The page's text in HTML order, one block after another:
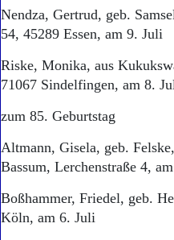
Nendza, Gertrud, geb.
54, 45289 Essen, am 9. Juli
Riske, Monika, aus
71067 Sindelfingen, am 8.
zum 85. Geburtstag
Altmann, Gisela, geb.
Bassum, Lerchenstraße 4,
Boßhammer, Friedel, geb.
Köln, am 6. Juli